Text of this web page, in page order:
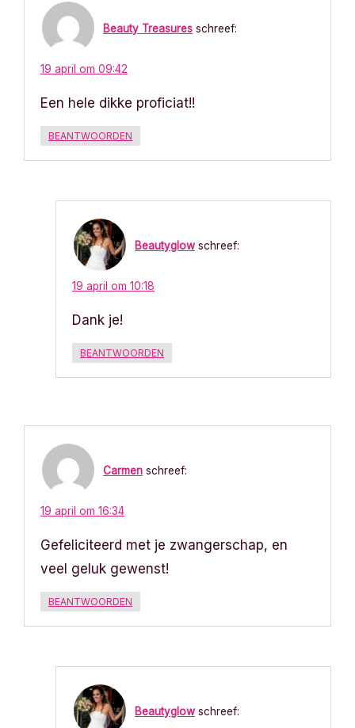
Beauty Treasures schreef:
19 april om 09:42
Een hele dikke proficiat!!
BEANTWOORDEN
Beautyglow schreef:
19 april om 10:18
Dank je!
BEANTWOORDEN
Carmen schreef:
19 april om 16:34
Gefeliciteerd met je zwangerschap, en
veel geluk gewenst!
BEANTWOORDEN
Beautyglow schreef: